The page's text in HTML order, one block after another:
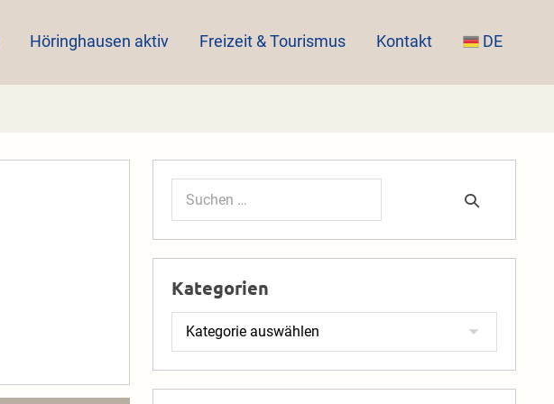
Höringhausen aktiv Freizeit & Tourismus Kontakt DE
Suchen
Kategorien
Kategorien